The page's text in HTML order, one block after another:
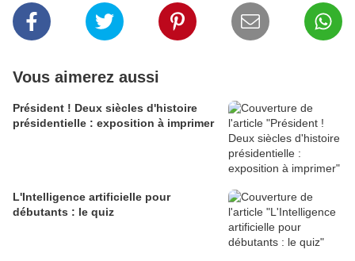
Vous aimerez aussi
Président ! Deux siècles d'histoire
présidentielle : exposition à imprimer
L'Intelligence artificielle pour
débutants : le quiz